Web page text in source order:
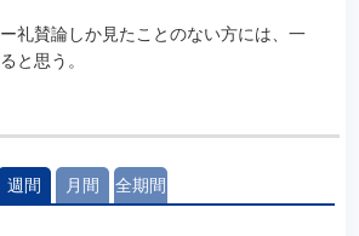
礼賛論しか見たことのない方には、一
と思う。
週間 月間 全期間